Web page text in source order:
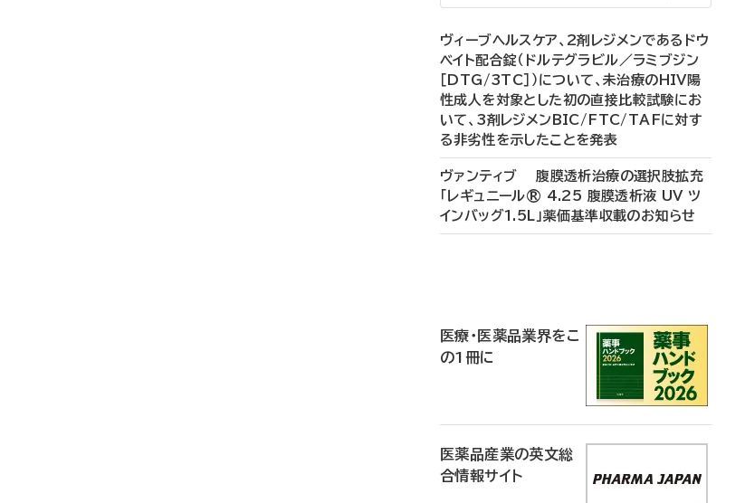
ヴィーブヘルスケア、2剤レジメンであるドウ
ベイト配合錠（ドルテグラビル／ラミブジン
［DTG/3TC］）について、未治療のHIV陽
性成人を対象とした初の直接比較試験にお
いて、3剤レジメンBIC/FTC/TAFに対す
る非劣性を示したことを発表
ヴァンティブ 腹膜透析治療の選択肢拡充
「レギュニール® 4.25 腹膜透析液 UV ツ
インバッグ1.5L」薬価基準収載のお知らせ
医療・医薬品業界をこ
の1冊に
医薬品産業の英文総
合情報サイト